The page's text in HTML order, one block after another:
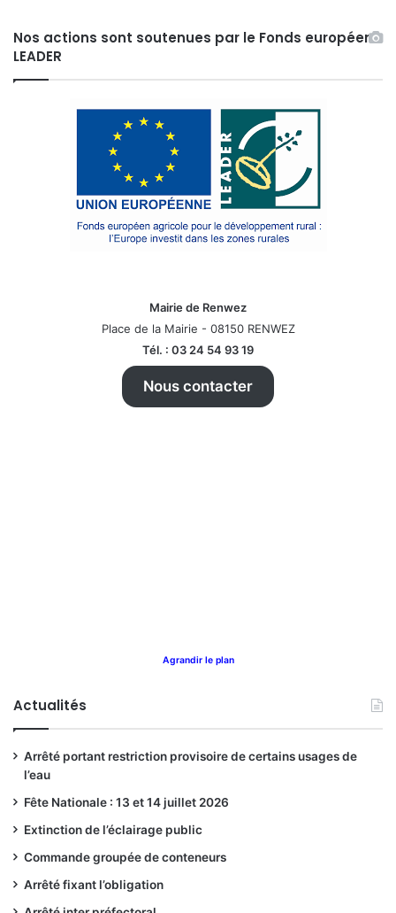
Nos actions sont soutenues par le Fonds européen
LEADER
Mairie de Renwez
Place de la Mairie - 08150 RENWEZ
Tél. : 03 24 54 93 19
Nous contacter
Agrandir le plan
Actualités
Arrêté portant restriction provisoire de certains usages de
l’eau
Fête Nationale : 13 et 14 juillet 2026
Extinction de l’éclairage public
Commande groupée de conteneurs
Arrêté fixant l’obligation